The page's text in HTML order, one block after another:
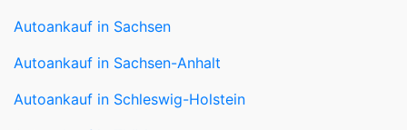
Autoankauf in Sachsen
Autoankauf in Sachsen-Anhalt
Autoankauf in Schleswig-Holstein